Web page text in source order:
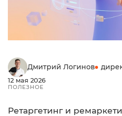
Дмитрий Логинов
12 мая 2026
ПОЛЕЗНОЕ
Ретаргетинг и